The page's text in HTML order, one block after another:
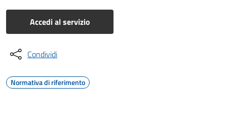
Accedi al servizio
Condividi
Normativa di riferimento